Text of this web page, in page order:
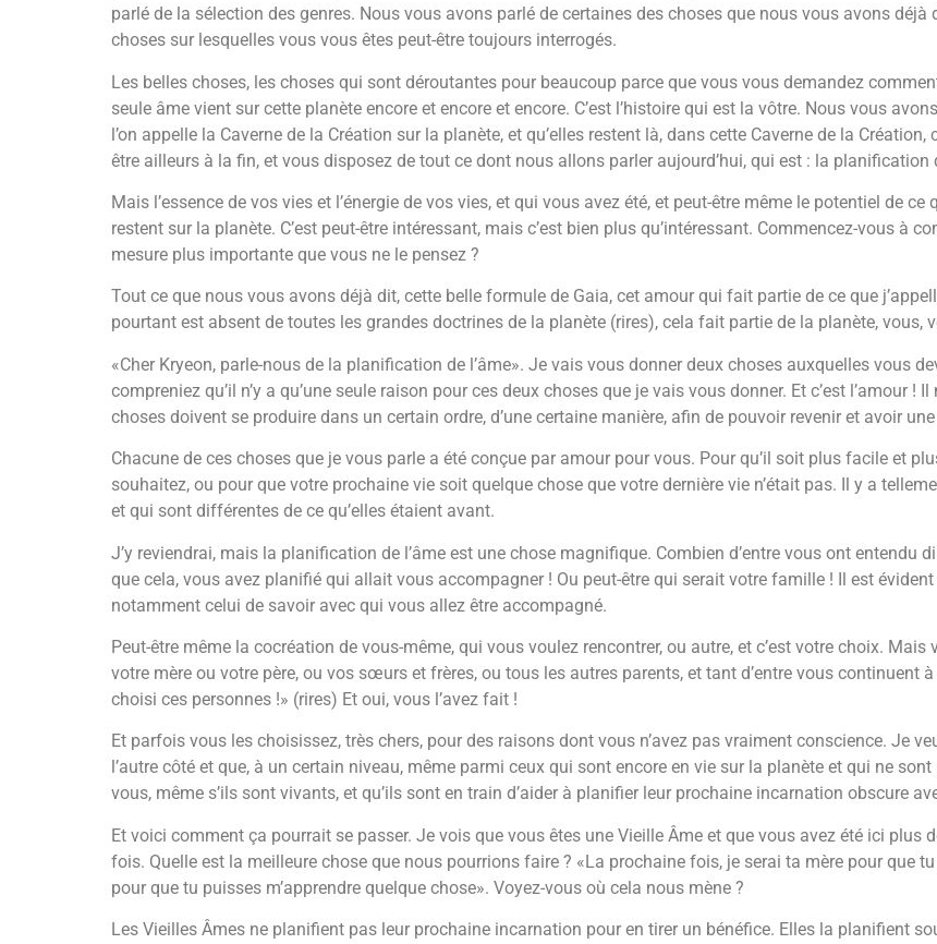
parlé de la sélection des genres. Nous vous avons parlé de certaines des choses que nous vous avons
choses sur lesquelles vous vous êtes peut-être toujours interrogés.
Les belles choses, les choses qui sont déroutantes pour beaucoup parce que vous vous demandez
seule âme vient sur cette planète encore et encore et encore. C’est l’histoire qui est la vôtre. Nous vous
l’on appelle la Caverne de la Création sur la planète, et qu’elles restent là, dans cette Caverne de la
être ailleurs à la fin, et vous disposez de tout ce dont nous allons parler aujourd’hui, qui est : la planification
Mais l’essence de vos vies et l’énergie de vos vies, et qui vous avez été, et peut-être même le potentiel de
restent sur la planète. C’est peut-être intéressant, mais c’est bien plus qu’intéressant. Commencez-vous à
mesure plus importante que vous ne le pensez ?
Tout ce que nous vous avons déjà dit, cette belle formule de Gaia, cet amour qui fait partie de ce que
pourtant est absent de toutes les grandes doctrines de la planète (rires), cela fait partie de la planète, vous,
«Cher Kryeon, parle-nous de la planification de l’âme». Je vais vous donner deux choses auxquelles vous
compreniez qu’il n’y a qu’une seule raison pour ces deux choses que je vais vous donner. Et c’est l’amour !
choses doivent se produire dans un certain ordre, d’une certaine manière, afin de pouvoir revenir et avoir
Chacune de ces choses que je vous parle a été conçue par amour pour vous. Pour qu’il soit plus facile et
souhaitez, ou pour que votre prochaine vie soit quelque chose que votre dernière vie n’était pas. Il y a
et qui sont différentes de ce qu’elles étaient avant.
J’y reviendrai, mais la planification de l’âme est une chose magnifique. Combien d’entre vous ont entendu
que cela, vous avez planifié qui allait vous accompagner ! Ou peut-être qui serait votre famille ! Il est
notamment celui de savoir avec qui vous allez être accompagné.
Peut-être même la cocréation de vous-même, qui vous voulez rencontrer, ou autre, et c’est votre choix.
votre mère ou votre père, ou vos sœurs et frères, ou tous les autres parents, et tant d’entre vous continuent
choisi ces personnes !» (rires) Et oui, vous l’avez fait !
Et parfois vous les choisissez, très chers, pour des raisons dont vous n’avez pas vraiment conscience. Je
l’autre côté et que, à un certain niveau, même parmi ceux qui sont encore en vie sur la planète et qui ne
vous, même s’ils sont vivants, et qu’ils sont en train d’aider à planifier leur prochaine incarnation obscure
Et voici comment ça pourrait se passer. Je vois que vous êtes une Vieille Âme et que vous avez été ici plus
fois. Quelle est la meilleure chose que nous pourrions faire ? «La prochaine fois, je serai ta mère pour que
pour que tu puisses m’apprendre quelque chose». Voyez-vous où cela nous mène ?
Les Vieilles Âmes ne planifient pas leur prochaine incarnation pour en tirer un bénéfice. Elles la planifient